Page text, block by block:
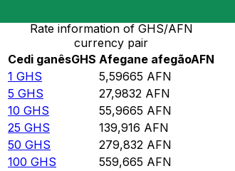
Rate information of GHS/AFN
currency pair
Cedi ganêsGHS Afegane afegãoAFN
1 GHS 5,59665 AFN
5 GHS 27,9832 AFN
10 GHS 55,9665 AFN
25 GHS 139,916 AFN
50 GHS 279,832 AFN
100 GHS 559,665 AFN